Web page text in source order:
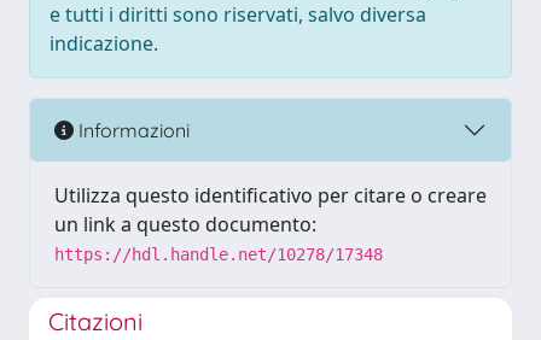
e tutti i diritti sono riservati, salvo diversa
indicazione.
Informazioni
Utilizza questo identificativo per citare o creare
un link a questo documento:
https://hdl.handle.net/10278/17348
Citazioni